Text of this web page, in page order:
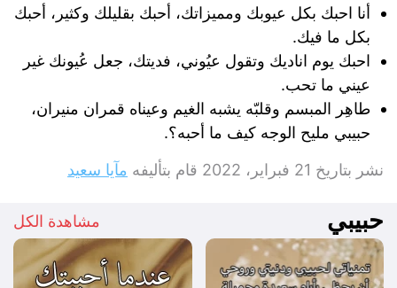
أنا احبك بكل عيوبك ومميزاتك، أحبك بقليلك وكثير، أحبك
بكل ما فيك.
احبك يوم اناديك وتقول عيُوني، فديتك، جعل عُيونك غير
عيني ما تحب.
طاهِر المبسم وقلبّه يشبه الغيم وعيناه قمران منيران،
حبيبي مليح الوجه كيف ما أحبه؟.
نشر بتاريخ 21 فبراير، 2022 قام بتأليفه مآيا سعيد
حبيبي مشاهدة الكل